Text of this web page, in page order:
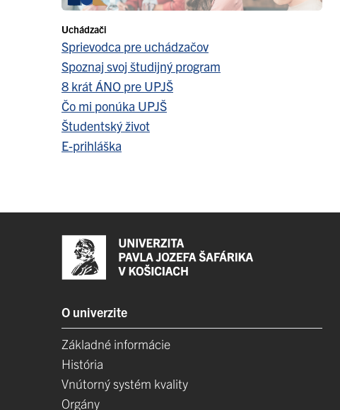
Uchádzači
Sprievodca pre uchádzačov
Spoznaj svoj študijný program
8 krát ÁNO pre UPJŠ
Čo mi ponúka UPJŠ
Študentský život
E-prihláška
O univerzite
Základné informácie
História
Vnútorný systém kvality
Orgány